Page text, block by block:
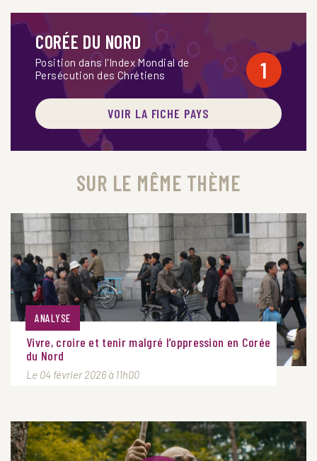
CORÉE DU NORD
Position dans l'Index Mondial de
Persécution des Chrétiens
1
VOIR LA FICHE PAYS
SUR LE MÊME THÈME
ANALYSE
Vivre, croire et tenir malgré l’oppression en Corée
du Nord
Le 04 février 2026 à 11h00